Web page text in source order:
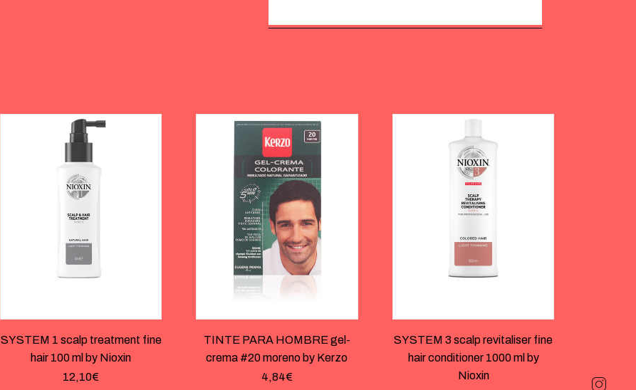
SYSTEM 1 scalp treatment fine
hair 100 ml by Nioxin
12,10€
TINTE PARA HOMBRE gel-
crema #20 moreno by Kerzo
4,84€
SYSTEM 3 scalp revitaliser fine
hair conditioner 1000 ml by
Nioxin